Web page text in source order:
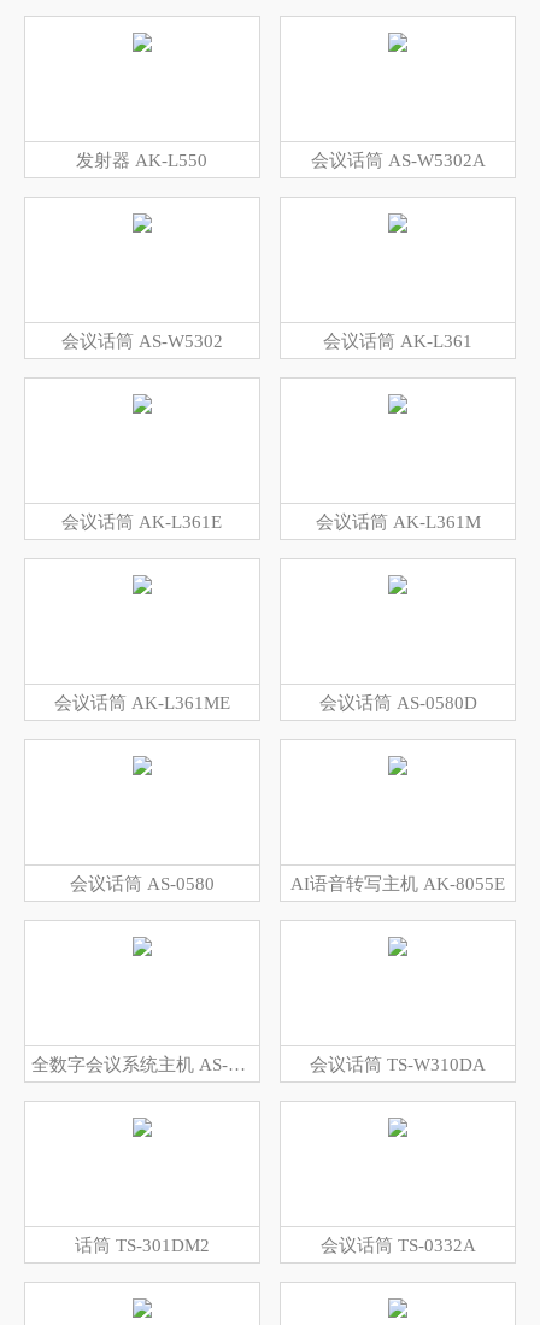
发射器 AK-L550 会议话筒 AS-W5302A
会议话筒 AS-W5302 会议话筒 AK-L361
会议话筒 AK-L361E 会议话筒 AK-L361M
会议话筒 AK-L361ME 会议话筒 AS-0580D
会议话筒 AS-0580 AI语音转写主机 AK-8055E
全数字会议系统主机 AS-6500M 会议话筒 TS-W310DA
话筒 TS-301DM2 会议话筒 TS-0332A